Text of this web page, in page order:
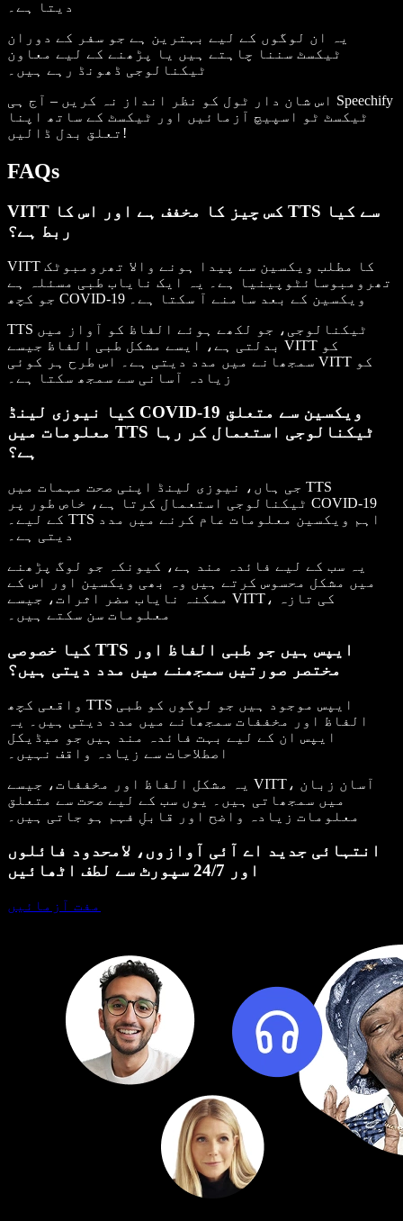
یہ ان لوگوں کے لیے بہترین ہے جو سفر کے دوران
ٹیکسٹ سننا چاہتے ہیں یا پڑھنے کے لیے معاون
ٹیکنالوجی ڈھونڈ رہے ہیں۔
اس شان دار ٹول کو نظر انداز نہ کریں – آج ہی Speechify
ٹیکسٹ ٹو اسپیچ آزمائیں اور ٹیکسٹ کے ساتھ اپنا
تعلق بدل ڈالیں!
FAQs
VITT کس چیز کا مخفف ہے اور اس کا TTS سے کیا
ربط ہے؟
VITT کا مطلب ویکسین سے پیدا ہونے والا تھرومبوٹک
تھرومبوسائٹوپینیا ہے۔ یہ ایک نایاب طبی مسئلہ ہے
جو کچھ COVID-19 ویکسین کے بعد سامنے آ سکتا ہے۔
TTS ٹیکنالوجی، جو لکھے ہوئے الفاظ کو آواز میں
بدلتی ہے، ایسے مشکل طبی الفاظ جیسے VITT کو
سمجھانے میں مدد دیتی ہے۔ اس طرح ہر کوئی VITT کو
زیادہ آسانی سے سمجھ سکتا ہے۔
کیا نیوزی لینڈ COVID-19 ویکسین سے متعلق
معلومات میں TTS ٹیکنالوجی استعمال کر رہا
ہے؟
جی ہاں، نیوزی لینڈ اپنی صحت مہمات میں TTS
ٹیکنالوجی استعمال کرتا ہے، خاص طور پر COVID-19
کے لیے۔ TTS اہم ویکسین معلومات عام کرنے میں مدد
دیتی ہے۔
یہ سب کے لیے فائدہ مند ہے، کیونکہ جو لوگ پڑھنے
میں مشکل محسوس کرتے ہیں وہ بھی ویکسین اور اس کے
ممکنہ نایاب مضر اثرات، جیسے VITT، کی تازہ
معلومات سن سکتے ہیں۔
کیا خصوصی TTS ایپس ہیں جو طبی الفاظ اور
مختصر صورتیں سمجھنے میں مدد دیتی ہیں؟
واقعی کچھ TTS ایپس موجود ہیں جو لوگوں کو طبی
الفاظ اور مخففات سمجھانے میں مدد دیتی ہیں۔ یہ
ایپس ان کے لیے بہت فائدہ مند ہیں جو میڈیکل
اصطلاحات سے زیادہ واقف نہیں۔
یہ مشکل الفاظ اور مخففات، جیسے VITT، آسان زبان
میں سمجھاتی ہیں۔ یوں سب کے لیے صحت سے متعلق
معلومات زیادہ واضح اور قابلِ فہم ہو جاتی ہیں۔
انتہائی جدید اے آئی آوازوں، لامحدود فائلوں
اور 24/7 سپورٹ سے لطف اٹھائیں
مفت آزمائیں